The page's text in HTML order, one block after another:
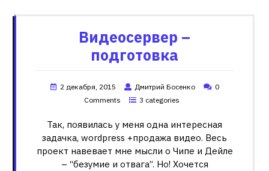
Видеосервер –
подготовка
2 декабря, 2015 Дмитрий Босенко
0
Comments
3 categories
Так, появилась у меня одна интересная
задачка, wordpress +продажа видео. Весь
проект навевает мне мысли о Чипе и Дейле
– “безумие и отвага”. Но! Хочется